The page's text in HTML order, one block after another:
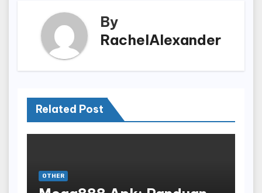
By
RachelAlexander
Related Post
OTHER